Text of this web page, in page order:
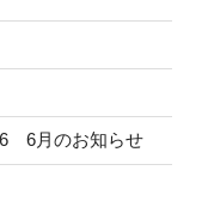
6月のお知らせ